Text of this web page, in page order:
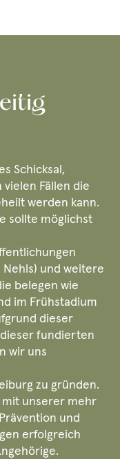
Schicksal,
Fällen die
werden kann.
sollte möglichst
Nehls) und weitere
belegen wie
im Frühstadium
dieser
fundierten
wir uns
zu gründen.
mit unserer mehr
und
erfolgreich